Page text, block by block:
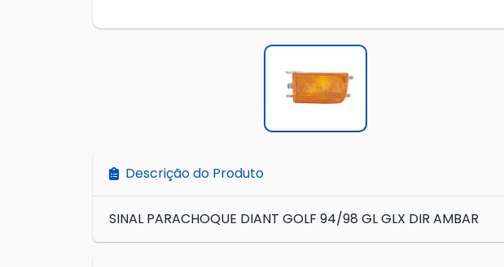
Descrição do Produto
SINAL PARACHOQUE DIANT GOLF 94/98 GL GLX DIR AMBAR